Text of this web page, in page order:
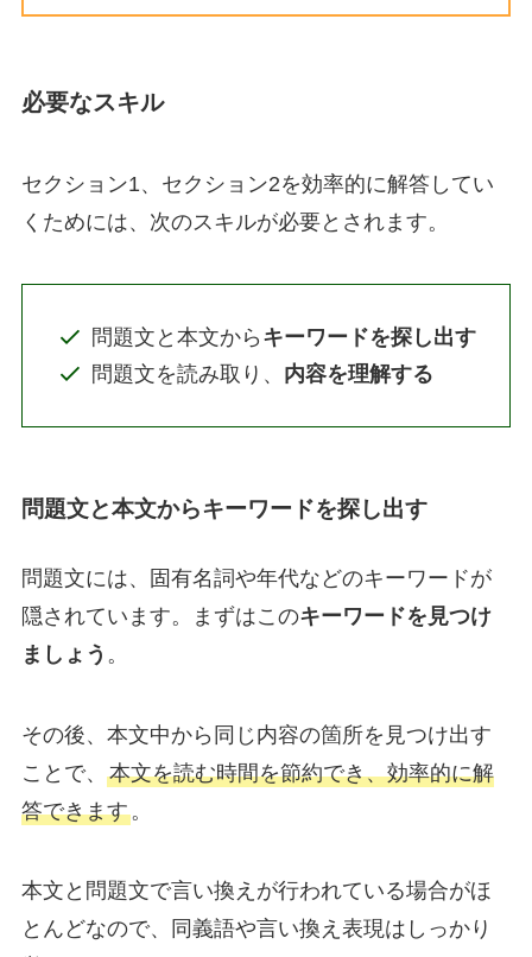
必要なスキル
セクション1、セクション2を効率的に解答してい
くためには、次のスキルが必要とされます。
問題文と本文から キーワードを探し出す
問題文を読み取り、 内容を理解する
問題文と本文からキーワードを探し出す
問題文には、固有名詞や年代などのキーワードが
隠されています。まずはこのキーワードを見つけ
ましょう 。
その後、本文中から同じ内容の箇所を見つけ出す
ことで、 本文を読む時間を節約でき、効率的に解
答できます。
本文と問題文で言い換えが行われている場合がほ
とんどなので、同義語や言い換え表現はしっかり